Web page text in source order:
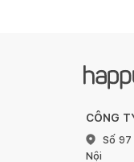
CÔNG
Số 97
Nội